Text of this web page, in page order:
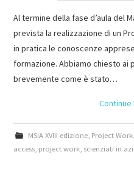
Al termine della fase d’aula del
prevista la realizzazione di un
in pratica le conoscenze
formazione. Abbiamo chiesto ai
brevemente come è stato…
Continue
MSIA XVIII edizione, Project Work,
access project work scienziati in